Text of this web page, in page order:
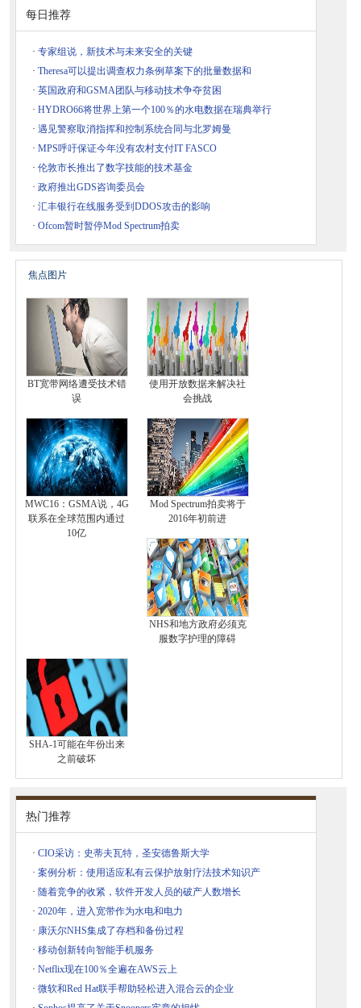
每日推荐
· 专家组说，新技术与未来安全的关键
· Theresa可以提出调查权力条例草案下的批量数据和
· 英国政府和GSMA团队与移动技术争夺贫困
· HYDRO66将世界上第一个100％的水电数据在瑞典举行
· 遇见警察取消指挥和控制系统合同与北罗姆曼
· MPS呼吁保证今年没有农村支付IT FASCO
· 伦敦市长推出了数字技能的技术基金
· 政府推出GDS咨询委员会
· 汇丰银行在线服务受到DDOS攻击的影响
· Ofcom暂时暂停Mod Spectrum拍卖
焦点图片
BT宽带网络遭受技术错
误
使用开放数据来解决社
会挑战
MWC16：GSMA说，4G
联系在全球范围内通过
10亿
Mod Spectrum拍卖将于
2016年初前进
NHS和地方政府必须克
服数字护理的障碍
SHA-1可能在年份出来
之前破坏
热门推荐
· CIO采访：史蒂夫瓦特，圣安德鲁斯大学
· 案例分析：使用适应私有云保护放射疗法技术知识产
· 随着竞争的收紧，软件开发人员的破产人数增长
· 2020年，进入宽带作为水电和电力
· 康沃尔NHS集成了存档和备份过程
· 移动创新转向智能手机服务
· Netflix现在100％全遍在AWS云上
· 微软和Red Hat联手帮助轻松进入混合云的企业